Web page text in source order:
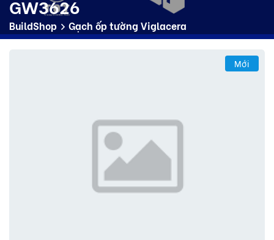
GW3626
BuildShop Gạch ốp tường Viglacera
Mới